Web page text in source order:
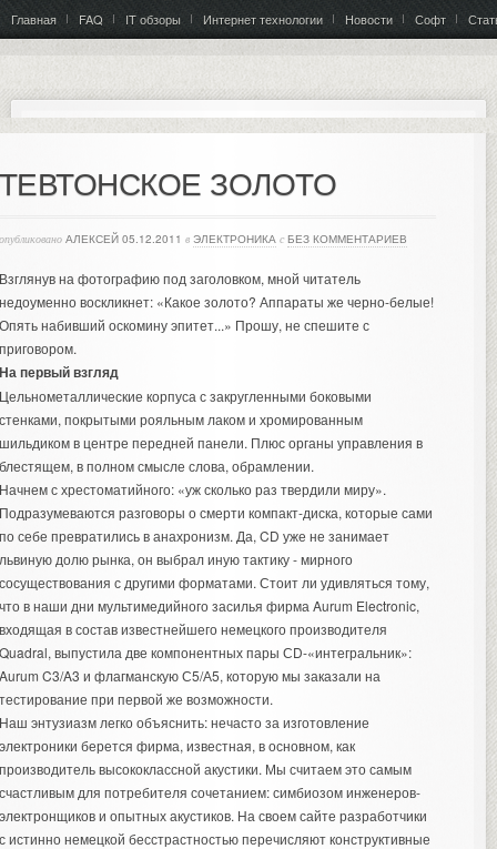
Главная FAQ IT обзоры Интернет технологии Новости Софт
ЗОЛОТО
АЛЕКСЕЙ 05.12.2011 в ЭЛЕКТРОНИКА с БЕЗ КОММЕНТАРИЕВ
на фотографию под заголовком, мной читатель
воскликнет: «Какое золото? Аппараты же черно-белые!
набивший оскомину эпитет...» Прошу, не спешите с
первый взгляд
корпуса с закругленными боковыми
покрытыми рояльным лаком и хромированным
в центре передней панели. Плюс органы управления в
в полном смысле слова, обрамлении.
с хрестоматийного: «уж сколько раз твердили миру».
разговоры о смерти компакт-диска, которые сами
себе превратились в анахронизм. Да, CD уже не занимает
долю рынка, он выбрал иную тактику - мирного
с другими форматами. Стоит ли удивляться тому,
в наши дни мультимедийного засилья фирма Aurum Electronic,
в состав известнейшего немецкого производителя
выпустила две компонентных пары СD-«интегральник»:
C3/A3 и флагманскую С5/А5, которую мы заказали на
при первой же возможности.
энтузиазм легко объяснить: нечасто за изготовление
берется фирма, известная, в основном, как
высококлассной акустики. Мы считаем это самым
для потребителя сочетанием: симбиозом инженеров-
и опытных акустиков. На своем сайте разработчики
истинно немецкой бесстрастностью перечисляют конструктивные